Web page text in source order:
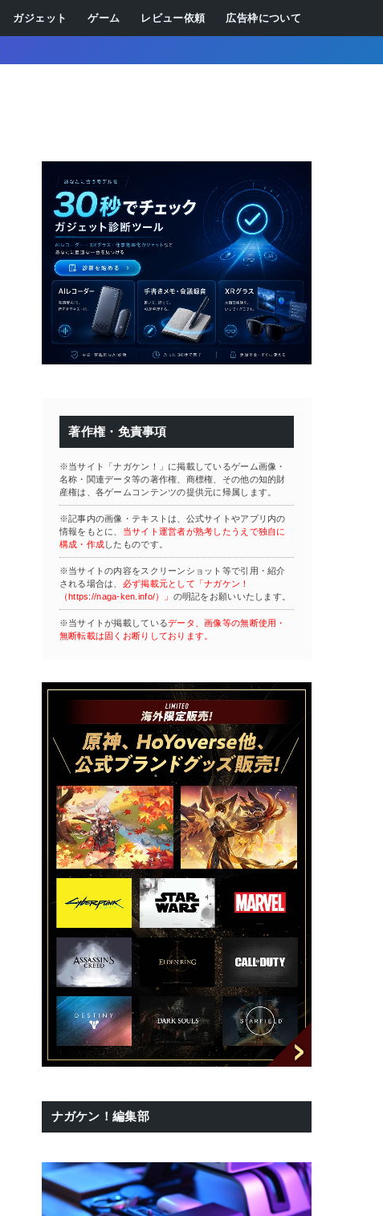
ガジェット ゲーム レビュー依頼 広告枠について
著作権・免責事項
※当サイト「ナガケン！」に掲載しているゲーム画像・
名称・関連データ等の著作権、商標権、その他の知的財
産権は、各ゲームコンテンツの提供元に帰属します。
※記事内の画像・テキストは、公式サイトやアプリ内の
情報をもとに、
当サイト運営者が熟考したうえで独自に
構成・作成したものです。
※当サイトの内容をスクリーンショット等で引用・紹介
される場合は、
必ず掲載元として「ナガケン！
（https://naga-ken.info/）」 の明記をお願いいたします。
※当サイトが掲載しているデータ、画像等の無断使用・
無断転載は固くお断りしております。
ナガケン！編集部